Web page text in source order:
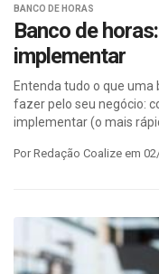
BANCO DE HORAS
Banco de
implementar
Entenda tudo o que uma
fazer pelo seu negócio:
implementar (o mais
Por Redação Coalize em